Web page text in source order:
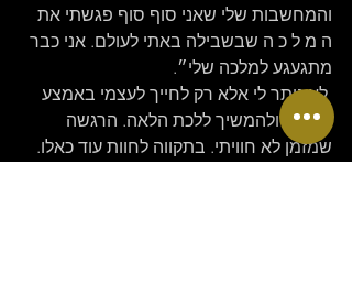
והמחשבות שלי שאני סוף סוף פגשתי את
ה מ ל כ ה שבשבילה באתי לעולם. אני כבר
מתגעגע למלכה שלי״.
לא נותר לי אלא רק לחייך לעצמי באמצע
הרחוב ולהמשיך ללכת הלאה. הרגשה
שמזמן לא חוויתי. בתקווה לחוות עוד כאלו.